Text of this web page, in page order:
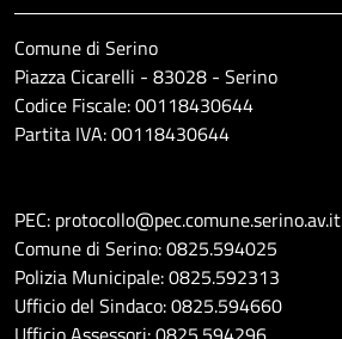
Comune di Serino
Piazza Cicarelli - 83028 - Serino
Codice Fiscale: 00118430644
Partita IVA: 00118430644
PEC: protocollo@pec.comune.serino.av.it
Comune di Serino: 0825.594025
Polizia Municipale: 0825.592313
Ufficio del Sindaco: 0825.594660